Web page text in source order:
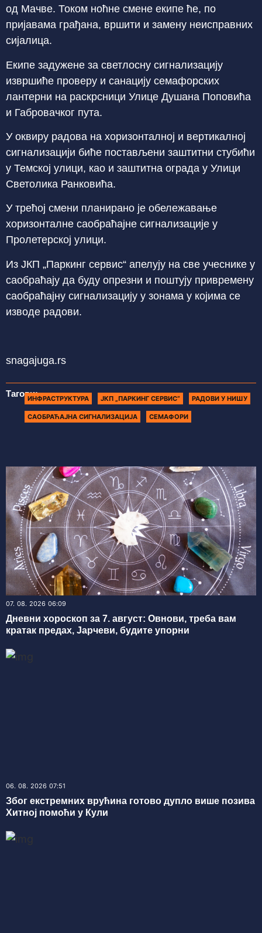
од Мачве. Током ноћне смене екипе ће, по
пријавама грађана, вршити и замену неисправних
сијалица.
Екипе задужене за светлосну сигнализацију
извршиће проверу и санацију семафорских
лантерни на раскрсници Улице Душана Поповића
и Габровачког пута.
У оквиру радова на хоризонталној и вертикалној
сигнализацији биће постављени заштитни стубићи
у Темској улици, као и заштитна ограда у Улици
Светолика Ранковића.
У трећој смени планирано је обележавање
хоризонталне саобраћајне сигнализације у
Пролетерској улици.
Из ЈКП „Паркинг сервис“ апелују на све учеснике у
саобраћају да буду опрезни и поштују привремену
саобраћајну сигнализацију у зонама у којима се
изводе радови.
snagajuga.rs
Тагови:ИНФРАСТРУКТУРА ЈКП „ПАРКИНГ СЕРВИС“ РАДОВИ У НИШУ
САОБРАЋАЈНА СИГНАЛИЗАЦИЈА СЕМАФОРИ
07. 08. 2026 06:09
Дневни хороскоп за 7. август: Овнови, треба вам
кратак предах, Јарчеви, будите упорни
06. 08. 2026 07:51
Због екстремних врућина готово дупло више позива
Хитној помоћи у Кули